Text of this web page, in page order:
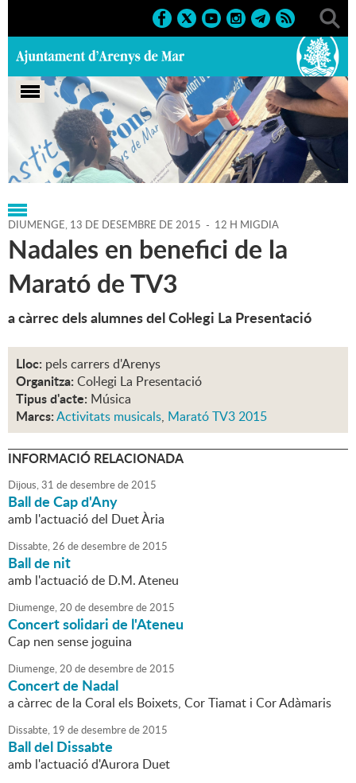
Portada > Regidories > Educació > Agenda > 13-12-2015
DIUMENGE, 13 DE DESEMBRE DE 2015 - 12 H MIGDIA
Nadales en benefici de la
Marató de TV3
a càrrec dels alumnes del Col·legi La Presentació
Lloc: pels carrers d'Arenys
Organitza: Col·legi La Presentació
Tipus d'acte: Música
Marcs:Activitats musicals, Marató TV3 2015
INFORMACIÓ RELACIONADA
Dijous,31 dedesembrede2015
Ball de Cap d'Any
amb l'actuació del Duet Ària
Dissabte,26 dedesembrede2015
Ball de nit
amb l'actuació de D.M. Ateneu
Diumenge,20 dedesembrede2015
Concert solidari de l'Ateneu
Cap nen sense joguina
Diumenge,20 dedesembrede2015
Concert de Nadal
a càrrec de la Coral els Boixets, Cor Tiamat i Cor Adàmaris
Dissabte, 19 dedesembrede2015
Ball del Dissabte
amb l'actuació d'Aurora Duet